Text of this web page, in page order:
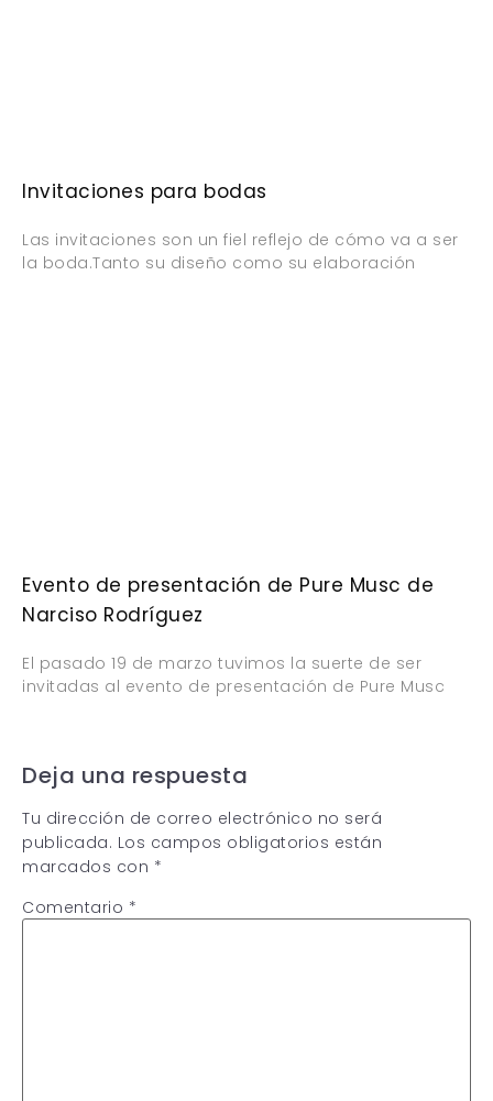
Invitaciones para bodas
Las invitaciones son un fiel reflejo de cómo va a ser
la boda.Tanto su diseño como su elaboración
Evento de presentación de Pure Musc de
Narciso Rodríguez
El pasado 19 de marzo tuvimos la suerte de ser
invitadas al evento de presentación de Pure Musc
Deja una respuesta
Tu dirección de correo electrónico no será
publicada. Los campos obligatorios están
marcados con *
Comentario *